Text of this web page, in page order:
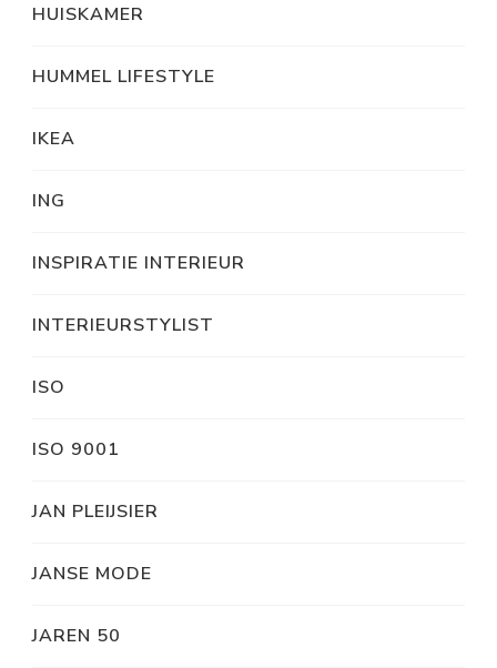
HUISKAMER
HUMMEL LIFESTYLE
IKEA
ING
INSPIRATIE INTERIEUR
INTERIEURSTYLIST
ISO
ISO 9001
JAN PLEIJSIER
JANSE MODE
JAREN 50